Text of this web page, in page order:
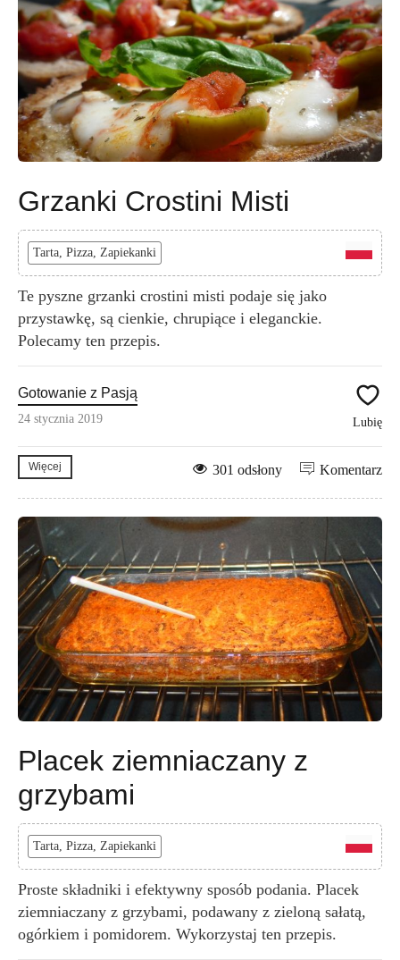
Grzanki Crostini Misti
Tarta, Pizza, Zapiekanki
Te pyszne grzanki crostini misti podaje się jako
przystawkę, są cienkie, chrupiące i eleganckie.
Polecamy ten przepis.
Gotowanie z Pasją
24 stycznia 2019 Lubię
Więcej Komentarz
301 odsłony
Placek ziemniaczany z
grzybami
Tarta, Pizza, Zapiekanki
Proste składniki i efektywny sposób podania. Placek
ziemniaczany z grzybami, podawany z zieloną sałatą,
ogórkiem i pomidorem. Wykorzystaj ten przepis.